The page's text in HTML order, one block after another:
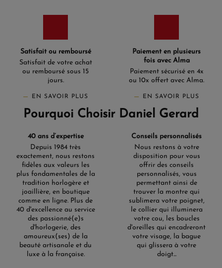
contemporain, avec des options telles que l'Open Heart
Jazzmaster une pièce unique qui s'adapte à toutes les
préférences.
Des mouvements à la pointe
de la technologie pour battre
le temps
Sous l'élégance apparente de chaque montre Hamilton
Jazzmaster se cache une mécanique de précision. La
collection offre un éventail de mouvements, allant des
automatiques basés sur des calibres ETA aux
mouvements à quartz, assurant une précision et une
fiabilité exceptionnelles. Les complications, telles que
l'affichage du jour et de la date, ainsi que les cadrans
Open Heart, apportent une dimension supplémentaire à
ces pièces d'horlogerie. Les modèles automatiques, grâce
à leur remontage par masse oscillante, séduisent par leur
technicité, tandis que les mouvements à quartz offrent un
entretien simplifié. Chaque Jazzmaster est conçue pour
résister aux défis du quotidien, avec une étanchéité allant
de 5 à 10 atmosphères.
Des montres pour chaque
occasion
Satisfait ou remboursé
Satisfait de votre achat
ou remboursé sous 15
jours.
EN SAVOIR PLUS
Paiement en plusieurs
fois avec Alma
Paiement sécurisé en 4x
ou 10x offert avec Alma.
EN SAVOIR PLUS
Pourquoi Choisir Daniel Gerard
40 ans d’expertise
Depuis 1984 très
exactement, nous restons
fidèles aux valeurs les
plus fondamentales de la
tradition horlogère et
joaillière, en boutique
comme en ligne. Plus de
40 d'excellence au service
des passionné(e)s
d'horlogerie, des
amoureux(ses) de la
beauté artisanale et du
luxe à la française.
Conseils personnalisés
Nous restons à votre
disposition pour vous
offrir des conseils
personnalisés, vous
permettant ainsi de
trouver la montre qui
sublimera votre poignet,
le collier qui illuminera
votre cou, les boucles
d'oreilles qui encadreront
votre visage, la bague
qui glissera à votre
doigt...